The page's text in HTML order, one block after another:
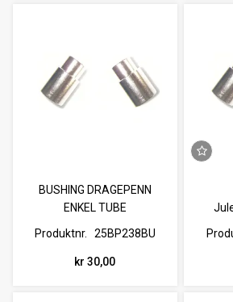
BUSHING DRAGEPENN
ENKEL TUBE
Produktnr.
25BP238BU
kr 30,00